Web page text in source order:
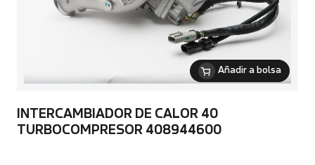
Añadir a bolsa
INTERCAMBIADOR DE CALOR 40
TURBOCOMPRESOR 408944600